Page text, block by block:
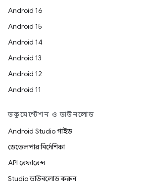
Android 16
Android 15
Android 14
Android 13
Android 12
Android 11
ডকুমেন্টেশন ও ডাউনলোড
Android Studio গাইড
ডেভেলপার নির্দেশিকা
API রেফারেন্স
Studio ডাউনলোড করুন